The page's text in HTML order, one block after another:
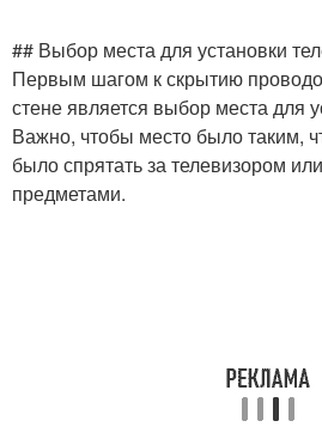
## Выбор места для установки
Первым шагом к скрытию
стене является выбор места для
Важно, чтобы место было таким,
было спрятать за телевизором
предметами.